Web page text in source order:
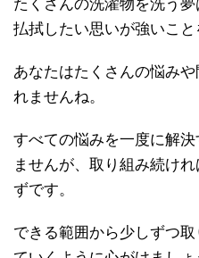
たくさんの洗濯物を洗う
払拭したい思いが強いこと
あなたはたくさんの悩み
れませんね。
すべての悩みを一度に解
ませんが、取り組み続け
ずです。
できる範囲から少しずつ